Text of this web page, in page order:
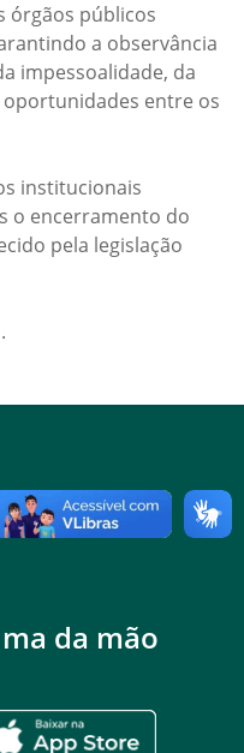
órgãos públicos
a observância
impessoalidade, da
entre os
institucionais
o encerramento do
pela legislação
da mão